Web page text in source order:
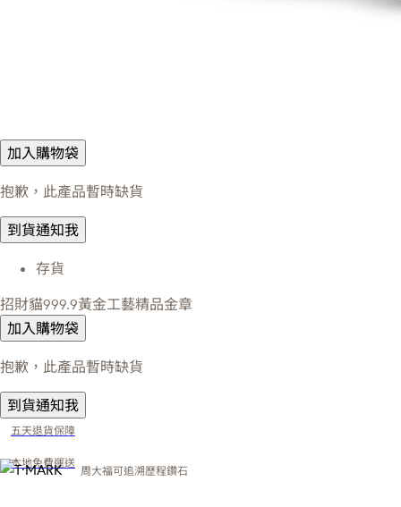
加入購物袋
抱歉，此產品暫時缺貨
到貨通知我
存貨
招財貓999.9黃金工藝精品金章
加入購物袋
抱歉，此產品暫時缺貨
到貨通知我
五天退貨保障
本地免費運送
周大福可追溯歷程鑽石